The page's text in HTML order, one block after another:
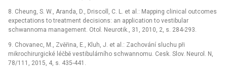
8. Cheung, S. W., Aranda, D., Driscoll, C. L. et al.: Mapping clinical outcomes
expectations to treatment decisions: an application to vestibular
schwannoma management. Otol. Neurotik., 31, 2010, 2, s. 284-293.
9. Chovanec, M., Zvěřina, E., Kluh, J. et al.: Zachování sluchu při
mikrochirurgické léčbě vestibulárního schwannomu. Cesk. Slov. Neurol. N,
78/111, 2015, 4, s. 435-441.